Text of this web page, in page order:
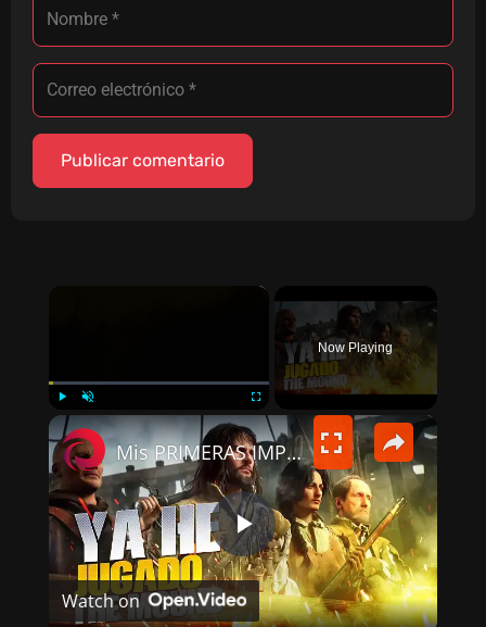
×
PLAY FULLSCREEN
Now Playing
×
P
Mis PRIMERAS IMPRESIONES de The Mound: Omen of Cthulhu
Watch on